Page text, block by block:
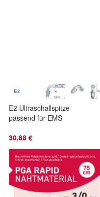
E2 Ultraschallspitze
passend für EMS
30,88 €